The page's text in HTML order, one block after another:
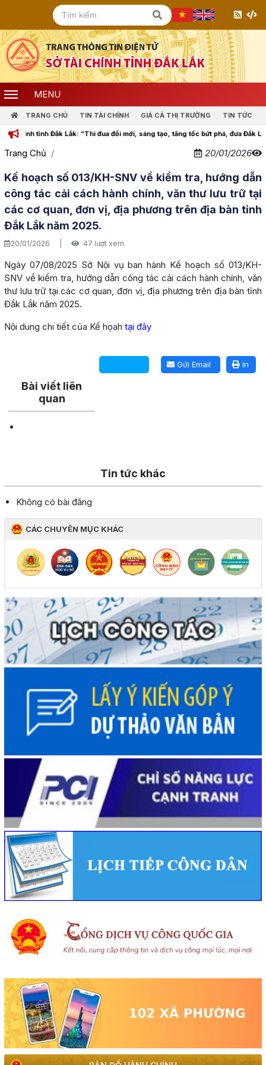
MENU
TRANG CHỦ TIN TÀI CHÍNH GIÁ CẢ THỊ TRƯỜNG TIN TỨC
tỉnh Đắk Lắk: “Thi đua đổi mới, sáng tạo, tăng tốc bứt phá, đưa Đắk Lắk
Trang Chủ 20/01/2026
Kế hoạch số 013/KH-SNV về kiểm tra, hướng dẫn
công tác cải cách hành chính, văn thư lưu trữ tại
các cơ quan, đơn vị, địa phương trên địa bàn tỉnh
Đắk Lắk năm 2025.
20/01/2026 47 lượt xem
Ngày 07/08/2025 Sở Nội vụ ban hành Kế hoạch số 013/KH-
SNV về kiểm tra, hướng dẫn công tác cải cách hành chính, văn
thư lưu trữ tại các cơ quan, đơn vị, địa phương trên địa bàn tỉnh
Đắk Lắk năm 2025.
Nội dung chi tiết của Kế họah tại đây
In
Gửi Email
Bài viết liên
quan
Tin tức khác
Không có bài đăng
CÁC CHUYÊN MỤC KHÁC